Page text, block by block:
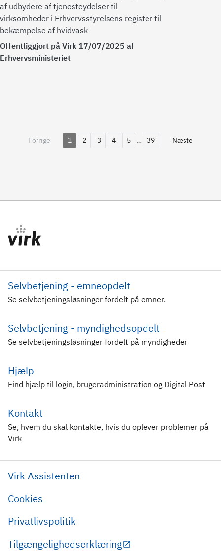
af udbydere af tjenesteydelser til
virksomheder i Erhvervsstyrelsens register til
bekæmpelse af hvidvask
Offentliggjort på Virk 17/07/2025 af
Erhvervsministeriet
Forrige 1 2 3 4 5 … 39 Næste
Selvbetjening - emneopdelt
Se selvbetjeningsløsninger fordelt på emner.
Selvbetjening - myndighedsopdelt
Se selvbetjeningsløsninger fordelt på myndigheder
Hjælp
Find hjælp til login, brugeradministration og Digital Post
Kontakt
Se, hvem du skal kontakte, hvis du oplever problemer på
Virk
Virk Assistenten
Cookies
Privatlivspolitik
Tilgængelighedserklæring